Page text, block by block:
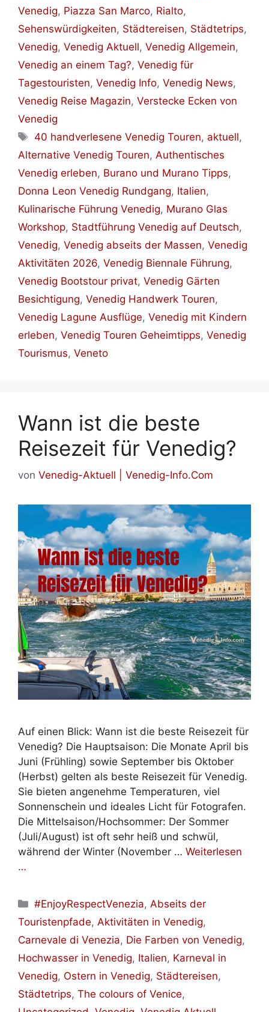
Venedig, Piazza San Marco, Rialto,
Sehenswürdigkeiten, Städtereisen, Städtetrips,
Venedig, Venedig Aktuell, Venedig Allgemein,
Venedig an einem Tag?, Venedig für
Tagestouristen, Venedig Info, Venedig News,
Venedig Reise Magazin, Verstecke Ecken von
Venedig
Schlagwörter
40 handverlesene Venedig Touren, aktuell,
Alternative Venedig Touren, Authentisches
Venedig erleben, Burano und Murano Tipps,
Donna Leon Venedig Rundgang, Italien,
Kulinarische Führung Venedig, Murano Glas
Workshop, Stadtführung Venedig auf Deutsch,
Venedig, Venedig abseits der Massen, Venedig
Aktivitäten 2026, Venedig Biennale Führung,
Venedig Bootstour privat, Venedig Gärten
Besichtigung, Venedig Handwerk Touren,
Venedig Lagune Ausflüge, Venedig mit Kindern
erleben, Venedig Touren Geheimtipps, Venedig
Tourismus, Veneto
Wann ist die beste
Reisezeit für Venedig?
von Venedig-Aktuell | Venedig-Info.Com
Auf einen Blick: Wann ist die beste Reisezeit für
Venedig? Die Hauptsaison: Die Monate April bis
Juni (Frühling) sowie September bis Oktober
(Herbst) gelten als beste Reisezeit für Venedig.
Sie bieten angenehme Temperaturen, viel
Sonnenschein und ideales Licht für Fotografen.
Die Mittelsaison/Hochsommer: Der Sommer
(Juli/August) ist oft sehr heiß und schwül,
während der Winter (November … Weiterlesen
…
Kategorien
#EnjoyRespectVenezia,Abseits der
Touristenpfade, Aktivitäten in Venedig,
Carnevale di Venezia, Die Farben von Venedig,
Hochwasser in Venedig, Italien, Karneval in
Venedig, Ostern in Venedig, Städtereisen,
Städtetrips, The colours of Venice,